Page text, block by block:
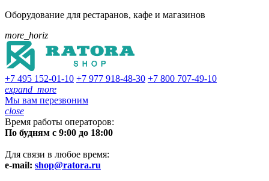
Оборудование для рестаранов, кафе и магазинов
more_horiz
+7 495 152-01-10 +7 977 918-48-30 +7 800 707-49-10
expand_more
Мы вам перезвоним
close
Время работы операторов:
По будням с 9:00 до 18:00
Для связи в любое время:
e-mail: shop@ratora.ru